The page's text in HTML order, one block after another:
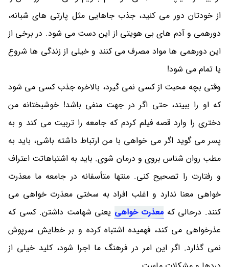
از خودتان دور می کنید، جذب جاهایی مثل پارتی های شبانه،
دورهمی و آدم های بی هویتی از این دست می شود. در برخی از
این دورهمی ها مواد مصرف می کنند و خیلی از زندگی ها شروع
یا تمام می شود!
وقتی بچه محبت از کسی نمی گیرد، بالاخره جذب کسی می شود
که او را ببیند، حتی اگر در جهت منفی باشد! خوشبختانه من
دختری را وارد قصه فیلم کردم که جامعه را تربیت می کند و به
پسر می گوید اگر می خواهی با من ارتباط داشته باشی، باید به
مطب روان شناس بروی و درمان شوی. باید به اشتباهاتت اعتراف
و رفتارت را تصحیح کنی. منتها متأسفانه در جامعه ما معذرت
خواهی معنا ندارد و اغلب افراد به سختی معذرت خواهی می
کنند. درحالی که معذرت خواهی یعنی شهامت داشتن. کسی که
عذرخواهی می کند، فهمیده اشتباه کرده و بر خطایش سرپوش
نمی گذارد. اگر این امر در فرهنگ ما اجرا شود، کلید خیلی از